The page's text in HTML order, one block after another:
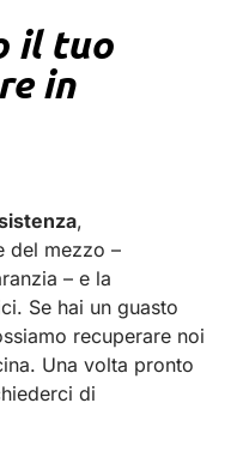
il tuo
in
,
del mezzo –
– e la
Se hai un guasto
recuperare noi
Una volta pronto
di